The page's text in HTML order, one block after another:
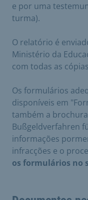
e por uma
turma).
O relatório é
Ministério da
com todas as
Os formulários
disponíveis em
também a
Bußgeldverfahren
informações
infracções e o
os formulários no